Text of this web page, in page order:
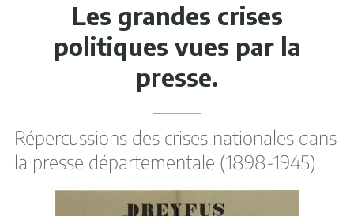
Les grandes crises
politiques vues par la
presse.
Répercussions des crises nationales dans
la presse départementale (1898-1945)